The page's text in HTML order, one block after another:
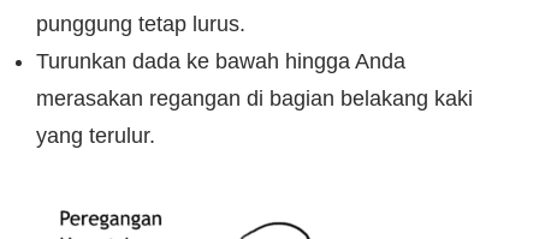
punggung tetap lurus.
Turunkan dada ke bawah hingga Anda
merasakan regangan di bagian belakang kaki
yang terulur.